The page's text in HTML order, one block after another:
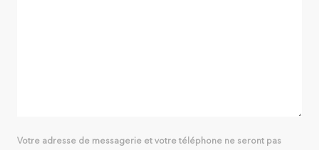
Votre adresse de messagerie et votre téléphone ne seront pas